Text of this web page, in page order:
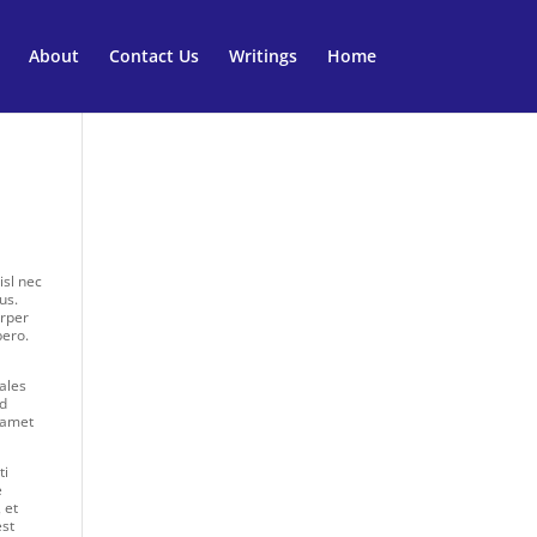
About Contact Us Writings Home
nec
et